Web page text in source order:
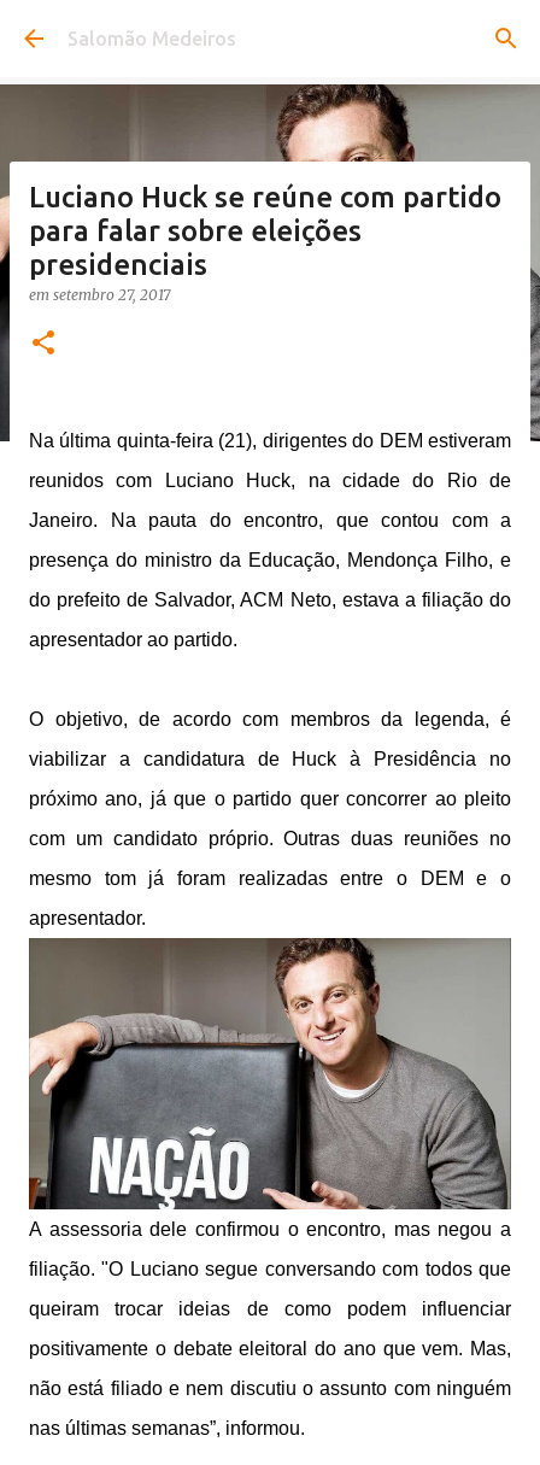
Pular para o conteúdo principal
Salomão Medeiros
Luciano Huck se reúne com partido
para falar sobre eleições
presidenciais
em setembro 27, 2017
Na última quinta-feira (21), dirigentes do DEM estiveram
reunidos com Luciano Huck, na cidade do Rio de
Janeiro. Na pauta do encontro, que contou com a
presença do ministro da Educação, Mendonça Filho, e
do prefeito de Salvador, ACM Neto, estava a filiação do
apresentador ao partido.
O objetivo, de acordo com membros da legenda, é
viabilizar a candidatura de Huck à Presidência no
próximo ano, já que o partido quer concorrer ao pleito
com um candidato próprio. Outras duas reuniões no
mesmo tom já foram realizadas entre o DEM e o
apresentador.
A assessoria dele confirmou o encontro, mas negou a
filiação. "O Luciano segue conversando com todos que
queiram trocar ideias de como podem influenciar
positivamente o debate eleitoral do ano que vem. Mas,
não está filiado e nem discutiu o assunto com ninguém
nas últimas semanas”, informou.